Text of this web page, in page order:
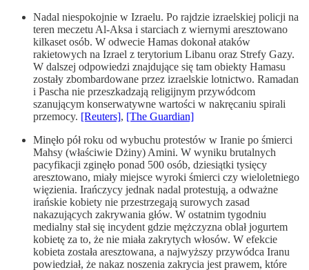
Nadal niespokojnie w Izraelu. Po rajdzie izraelskiej policji na
teren meczetu Al-Aksa i starciach z wiernymi aresztowano
kilkaset osób. W odwecie Hamas dokonał ataków
rakietowych na Izrael z terytorium Libanu oraz Strefy Gazy.
W dalszej odpowiedzi znajdujące się tam obiekty Hamasu
zostały zbombardowane przez izraelskie lotnictwo. Ramadan
i Pascha nie przeszkadzają religijnym przywódcom
szanującym konserwatywne wartości w nakręcaniu spirali
przemocy. [Reuters], [The Guardian]
Minęło pół roku od wybuchu protestów w Iranie po śmierci
Mahsy (właściwie Dżiny) Amini. W wyniku brutalnych
pacyfikacji zginęło ponad 500 osób, dziesiątki tysięcy
aresztowano, miały miejsce wyroki śmierci czy wieloletniego
więzienia. Irańczycy jednak nadal protestują, a odważne
irańskie kobiety nie przestrzegają surowych zasad
nakazujących zakrywania głów. W ostatnim tygodniu
medialny stał się incydent gdzie mężczyzna oblał jogurtem
kobietę za to, że nie miała zakrytych włosów. W efekcie
kobieta została aresztowana, a najwyższy przywódca Iranu
powiedział, że nakaz noszenia zakrycia jest prawem, które